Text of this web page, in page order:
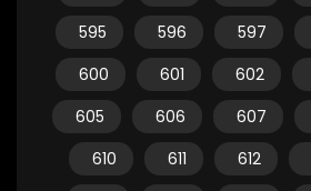
595
596 597
600
601 602
605
606 607
610
611 612